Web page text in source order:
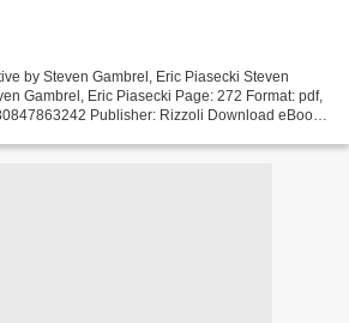
by Steven Gambrel, Eric Piasecki Steven
Gambrel, Eric Piasecki Page: 272 Format: pdf,
Publisher: Rizzoli Download eBook